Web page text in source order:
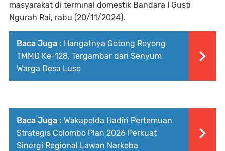
masyarakat di terminal domestik Bandara I Gusti
Ngurah Rai, rabu (20/11/2024).
Baca Juga : Hangatnya Gotong Royong
TMMD Ke-128, Tergambar dari Senyum
Warga Desa Luso
Baca Juga : Wakapolda Hadiri Pertemuan
Strategis Colombo Plan 2026 Perkuat
Sinergi Regional Lawan Narkoba